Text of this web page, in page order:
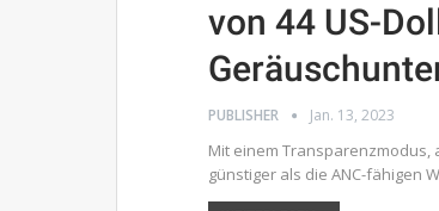
von 44 US-
PUBLISHER Jan. 13, 2023
Mit einem
günstiger als die ANC-fähigen